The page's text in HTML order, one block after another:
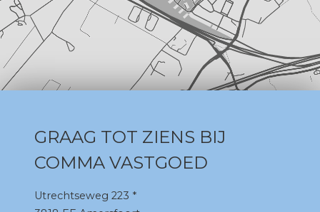
GRAAG TOT ZIENS BIJ
COMMA VASTGOED
Utrechtseweg 223 *